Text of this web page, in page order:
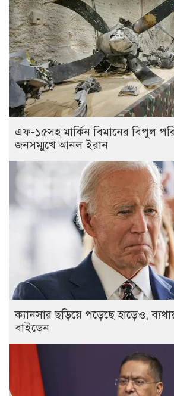
এফ-১৫সহ মার্কিন বিমানের বিপুল
জনসম্মুখে আনল ইরান
ক্যানসার ছড়িয়ে পড়েছে হাড়েও,
বাইডেন